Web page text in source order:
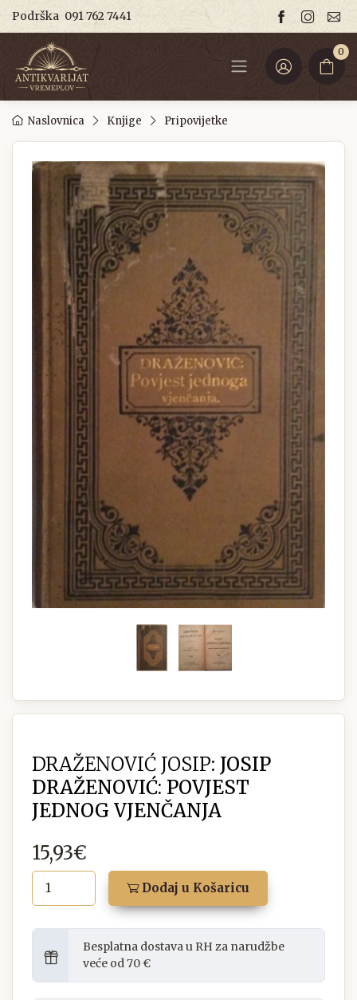
Podrška 091 762 7441
0
Naslovnica Knjige Pripovijetke
DRAŽENOVIĆ JOSIP: JOSIP
DRAŽENOVIĆ: POVJEST
JEDNOG VJENČANJA
15,93€
Dodaj u Košaricu
Besplatna dostava u RH za narudžbe
veće od 70 €